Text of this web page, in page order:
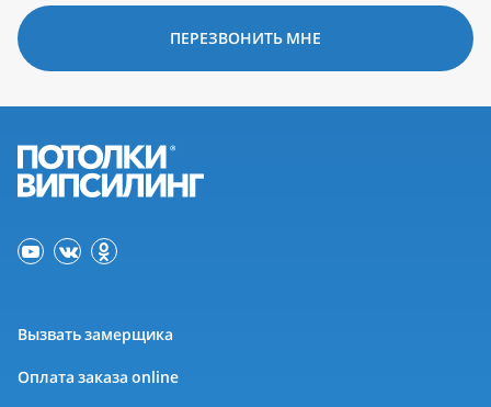
ПЕРЕЗВОНИТЬ МНЕ
Вызвать замерщика
Оплата заказа online